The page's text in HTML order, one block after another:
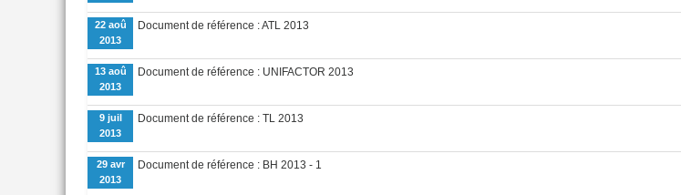
22 aoû
2013
Document de référence : ATL 2013
13 aoû
2013
Document de référence : UNIFACTOR 2013
9 juil
2013
Document de référence : TL 2013
29 avr
2013
Document de référence : BH 2013 - 1